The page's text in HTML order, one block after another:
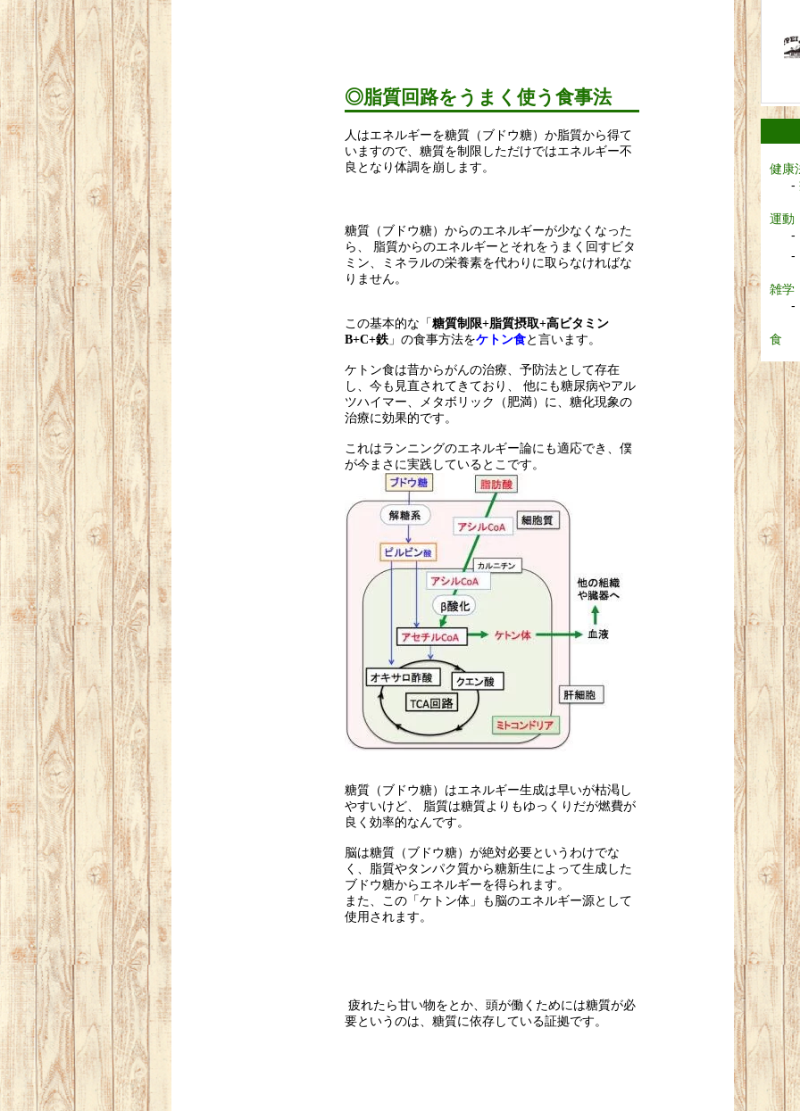
◎脂質回路をうまく使う食事法
人はエネルギーを糖質（ブドウ糖）か脂質から得て
いますので、糖質を制限しただけではエネルギー不
良となり体調を崩します。
糖質（ブドウ糖）からのエネルギーが少なくなった
ら、 脂質からのエネルギーとそれをうまく回すビタ
ミン、ミネラルの栄養素を代わりに取らなければな
りません。
この基本的な「糖質制限+脂質摂取+高ビタミン
B+C+鉄 」の食事方法をケトン食と言います。
ケトン食は昔からがんの治療、予防法として存在
し、今も見直されてきており、 他にも糖尿病やアル
ツハイマー、メタボリック（肥満）に、糖化現象の
治療に効果的です。
これはランニングのエネルギー論にも適応でき、僕
が今まさに実践しているとこです。
糖質（ブドウ糖）はエネルギー生成は早いが枯渇し
やすいけど、 脂質は糖質よりもゆっくりだが燃費が
良く効率的なんです。
脳は糖質（ブドウ糖）が絶対必要というわけでな
く、脂質やタンパク質から糖新生によって生成した
ブドウ糖からエネルギーを得られます。
また、この「ケトン体」も脳のエネルギー源として
使用されます。
疲れたら甘い物をとか、頭が働くためには糖質が必
要というのは、糖質に依存している証拠です。
健康
運動
雑学
食